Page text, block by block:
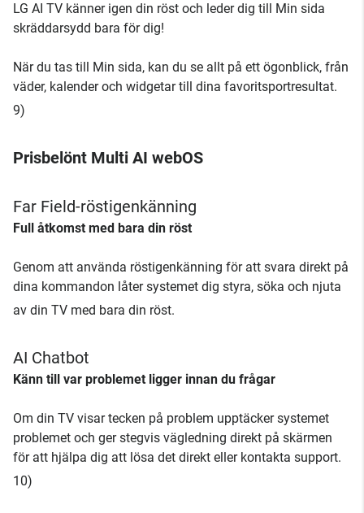
LG AI TV känner igen din röst och leder dig till Min sida
skräddarsydd bara för dig!
När du tas till Min sida, kan du se allt på ett ögonblick, från
väder, kalender och widgetar till dina favoritsportresultat.
9)
Prisbelönt Multi AI webOS
Far Field-röstigenkänning
Full åtkomst med bara din röst
Genom att använda röstigenkänning för att svara direkt på
dina kommandon låter systemet dig styra, söka och njuta
av din TV med bara din röst.
AI Chatbot
Känn till var problemet ligger innan du frågar
Om din TV visar tecken på problem upptäcker systemet
problemet och ger stegvis vägledning direkt på skärmen
för att hjälpa dig att lösa det direkt eller kontakta support.
10)